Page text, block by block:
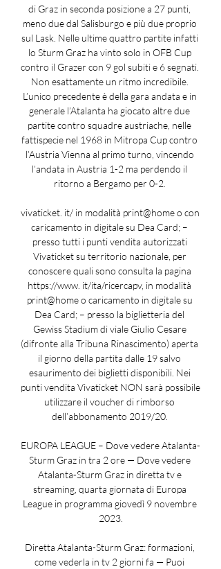
di Graz in seconda posizione a 27 punti,
meno due dal Salisburgo e più due proprio
sul Lask. Nelle ultime quattro partite infatti
lo Sturm Graz ha vinto solo in OFB Cup
contro il Grazer con 9 gol subiti e 6 segnati.
Non esattamente un ritmo incredibile.
L’unico precedente è della gara andata e in
generale l’Atalanta ha giocato altre due
partite contro squadre austriache, nelle
fattispecie nel 1968 in Mitropa Cup contro
l’Austria Vienna al primo turno, vincendo
l’andata in Austria 1-2 ma perdendo il
ritorno a Bergamo per 0-2.
vivaticket. it/ in modalità print@home o con
caricamento in digitale su Dea Card; –
presso tutti i punti vendita autorizzati
Vivaticket su territorio nazionale, per
conoscere quali sono consulta la pagina
https://www. it/ita/ricercapv, in modalità
print@home o caricamento in digitale su
Dea Card; – presso la biglietteria del
Gewiss Stadium di viale Giulio Cesare
(difronte alla Tribuna Rinascimento) aperta
il giorno della partita dalle 19 salvo
esaurimento dei biglietti disponibili. Nei
punti vendita Vivaticket NON sarà possibile
utilizzare il voucher di rimborso
dell’abbonamento 2019/20.
EUROPA LEAGUE – Dove vedere Atalanta-
Sturm Graz in tra 2 ore — Dove vedere
Atalanta-Sturm Graz in diretta tv e
streaming, quarta giornata di Europa
League in programma giovedì 9 novembre
2023.
Diretta Atalanta-Sturm Graz: formazioni,
come vederla in tv 2 giorni fa — Puoi